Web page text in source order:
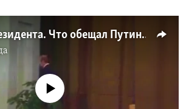
Послания президента. Что обещал Путин с 2000 года
source currently available